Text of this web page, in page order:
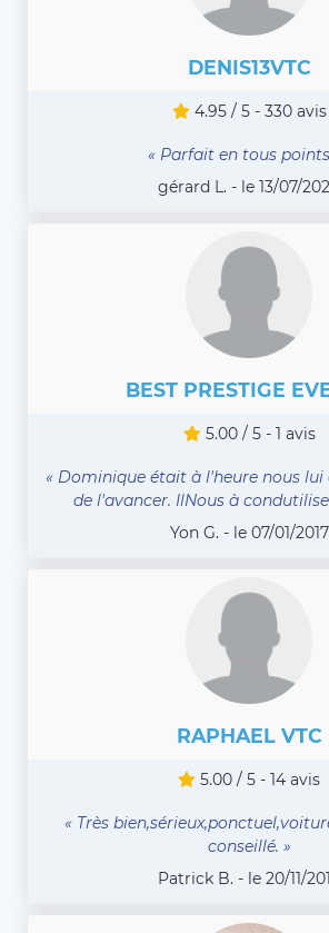
DENIS13VTC
4.95 / 5 - 330 avis
« Parfait en tous points
gérard L. - le 13/07/
BEST PRESTIGE
5.00 / 5 - 1 avis
« Dominique était à l'heure nous lui
de l'avancer. IlNous à
Yon G. - le 07/01/2017
RAPHAEL VTC
5.00 / 5 - 14 avis
« Très
conseillé. »
Patrick B. - le 20/11/